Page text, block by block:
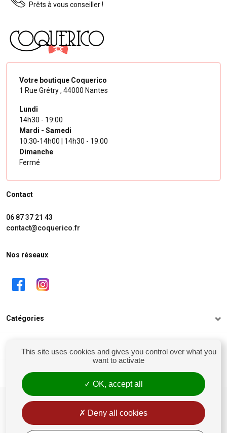
Prêts à vous conseiller !
Votre boutique Coquerico
1 Rue Grétry , 44000 Nantes
Lundi
14h30 - 19:00
Mardi - Samedi
10:30-14h00 | 14h30 - 19:00
Dimanche
Fermé
Contact
06 87 37 21 43
contact@coquerico.fr
Nos réseaux
Catégories
Mon compte
siret : 81238106900028
Conditions générales de vente
Rétractation
This site uses cookies and gives you control over what you
want to activate
OK, accept all
Deny all cookies